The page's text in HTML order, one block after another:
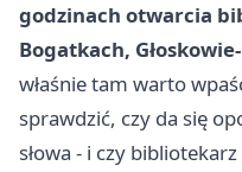
godzinach otwarcia
Bogatkach,
właśnie tam warto
sprawdzić, czy da się
słowa - i czy